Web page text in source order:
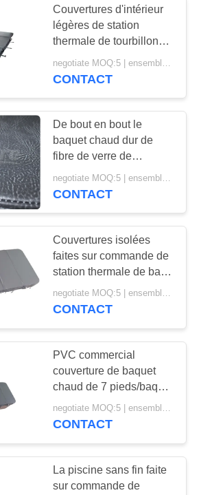
de glace.
4
de
thermale de
en bois
chaud
16
Couvertures d'intérieur
légères de station
thermale de tourbillon
avec la serrure
principale épaisseur de
CONTACT
De bout en bout le
baquet chaud dur de
fibre de verre de
couvertures de station
thermale de bain couvre
negotiate MOQ:5 | ensemble 100
CONTACT
Couvertures isolées
faites sur commande de
station thermale de bain,
couvertures de baquet
chaud de jacuzzi pour la
negotiate MOQ:5 | ensemble 100
CONTACT
PVC commercial
couverture de baquet
chaud de 7 pieds/baquet
chaud et couleur gris-
foncé de couvertures de
negotiate MOQ:5 | ensemble 100
CONTACT
La piscine sans fin faite
sur commande de